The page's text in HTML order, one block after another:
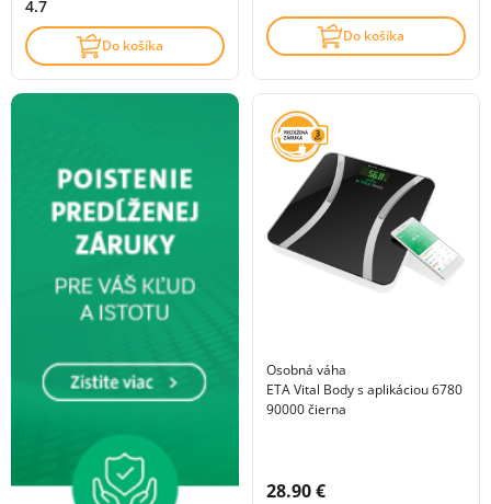
4.7
Do košíka Do košíka
Osobná váha
ETA Vital Body s aplikáciou 6780
90000 čierna
Cena s DPH:
28.90 €